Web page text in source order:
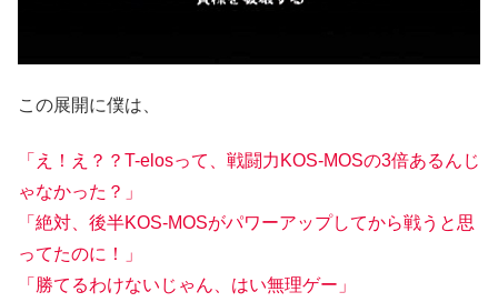
この展開に僕は、
「え！え？？T-elosって、戦闘力KOS-MOSの3倍あるんじ
ゃなかった？」
「絶対、後半KOS-MOSがパワーアップしてから戦うと思
ってたのに！」
「勝てるわけないじゃん、はい無理ゲー」